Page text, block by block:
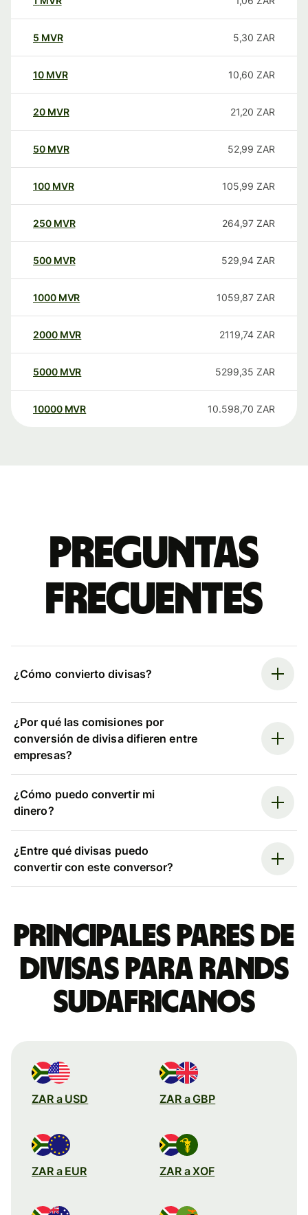
5 MVR 5,30 ZAR
10 MVR 10,60 ZAR
20 MVR 21,20 ZAR
50 MVR 52,99 ZAR
100 MVR 105,99 ZAR
250 MVR 264,97 ZAR
500 MVR 529,94 ZAR
1000 MVR 1059,87 ZAR
2000 MVR 2119,74 ZAR
5000 MVR 5299,35 ZAR
10000 MVR 10.598,70 ZAR
Preguntas
frecuentes
¿Cómo convierto divisas?
¿Por qué las comisiones por
conversión de divisa difieren entre
empresas?
¿Cómo puedo convertir mi
dinero?
¿Entre qué divisas puedo
convertir con este conversor?
Principales pares de
divisas para rands
sudafricanos
ZAR a USD ZAR a GBP
ZAR a EUR ZAR a XOF